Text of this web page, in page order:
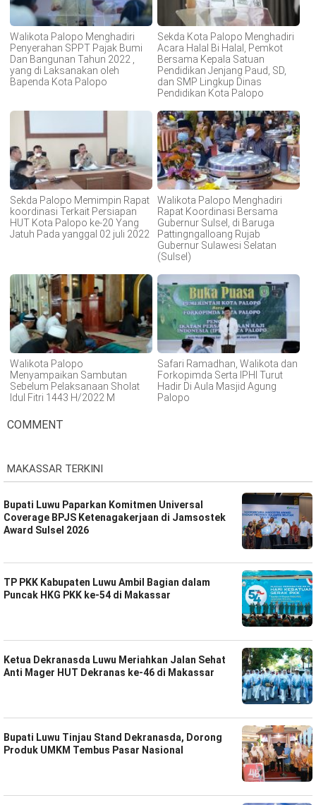
Walikota Palopo Menghadiri
Penyerahan SPPT Pajak Bumi
Dan Bangunan Tahun 2022 ,
yang di Laksanakan oleh
Bapenda Kota Palopo
Sekda Kota Palopo Menghadiri
Acara Halal Bi Halal, Pemkot
Bersama Kepala Satuan
Pendidikan Jenjang Paud, SD,
dan SMP Lingkup Dinas
Pendidikan Kota Palopo
Sekda Palopo Memimpin Rapat
koordinasi Terkait Persiapan
HUT Kota Palopo ke-20 Yang
Jatuh Pada yanggal 02 juli 2022
Walikota Palopo Menghadiri
Rapat Koordinasi Bersama
Gubernur Sulsel, di Baruga
Pattingngalloang Rujab
Gubernur Sulawesi Selatan
(Sulsel)
Walikota Palopo
Menyampaikan Sambutan
Sebelum Pelaksanaan Sholat
Idul Fitri 1443 H/2022 M
Safari Ramadhan, Walikota dan
Forkopimda Serta IPHI Turut
Hadir Di Aula Masjid Agung
Palopo
COMMENT
MAKASSAR TERKINI
Bupati Luwu Paparkan Komitmen Universal
Coverage BPJS Ketenagakerjaan di Jamsostek
Award Sulsel 2026
TP PKK Kabupaten Luwu Ambil Bagian dalam
Puncak HKG PKK ke-54 di Makassar
Ketua Dekranasda Luwu Meriahkan Jalan Sehat
Anti Mager HUT Dekranas ke-46 di Makassar
Bupati Luwu Tinjau Stand Dekranasda, Dorong
Produk UMKM Tembus Pasar Nasional